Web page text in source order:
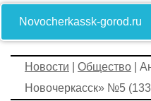
Novocherkassk-gorod.ru
Новости Общество |
Новочеркасск» №5